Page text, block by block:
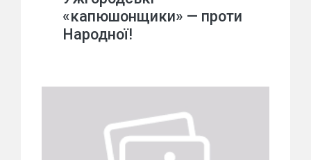
«капюшонщики» — проти
Народної!